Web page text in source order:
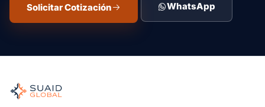
Solicitar Cotización WhatsApp
Agente de carga independiente para océano, aire, tierra,
Marítimo, aéreo y terrestre, comparados de forma